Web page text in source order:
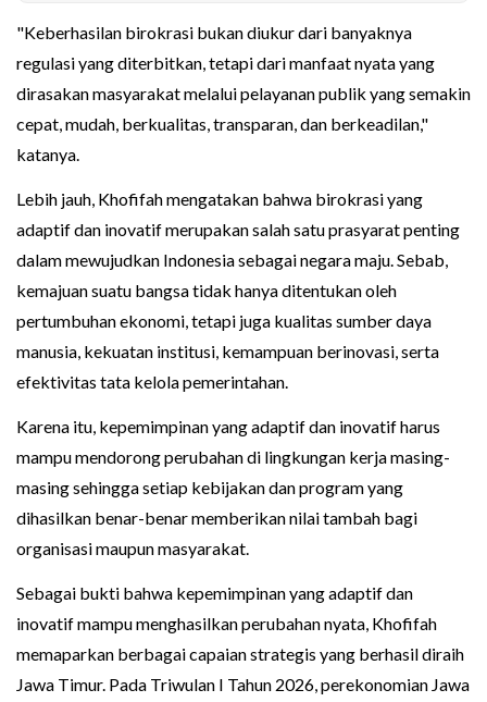
"Keberhasilan birokrasi bukan diukur dari banyaknya
regulasi yang diterbitkan, tetapi dari manfaat nyata yang
dirasakan masyarakat melalui pelayanan publik yang semakin
cepat, mudah, berkualitas, transparan, dan berkeadilan,"
katanya.
Lebih jauh, Khofifah mengatakan bahwa birokrasi yang
adaptif dan inovatif merupakan salah satu prasyarat penting
dalam mewujudkan Indonesia sebagai negara maju. Sebab,
kemajuan suatu bangsa tidak hanya ditentukan oleh
pertumbuhan ekonomi, tetapi juga kualitas sumber daya
manusia, kekuatan institusi, kemampuan berinovasi, serta
efektivitas tata kelola pemerintahan.
Karena itu, kepemimpinan yang adaptif dan inovatif harus
mampu mendorong perubahan di lingkungan kerja masing-
masing sehingga setiap kebijakan dan program yang
dihasilkan benar-benar memberikan nilai tambah bagi
organisasi maupun masyarakat.
Sebagai bukti bahwa kepemimpinan yang adaptif dan
inovatif mampu menghasilkan perubahan nyata, Khofifah
memaparkan berbagai capaian strategis yang berhasil diraih
Jawa Timur. Pada Triwulan I Tahun 2026, perekonomian Jawa